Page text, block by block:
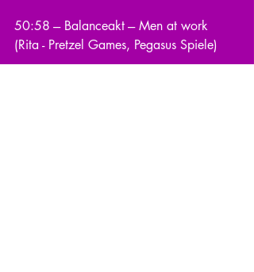
50:58 --- Balanceakt --- Men at work
(Rita - Pretzel Games, Pegasus Spiele)